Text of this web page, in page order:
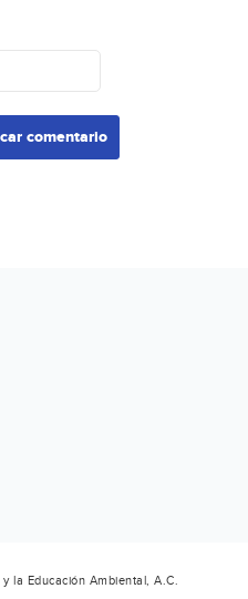
la Educación Ambiental, A.C.